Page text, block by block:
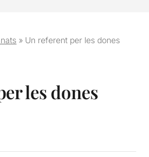
» Un referent per les dones
les dones